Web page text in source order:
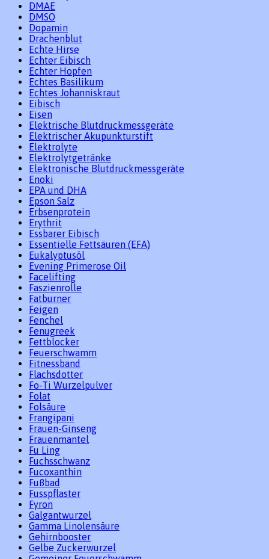
DMAE
DMSO
Dopamin
Drachenblut
Echte Hirse
Echter Eibisch
Echter Hopfen
Echtes Basilikum
Echtes Johanniskraut
Eibisch
Eisen
Elektrische Blutdruckmessgeräte
Elektrischer Akupunkturstift
Elektrolyte
Elektrolytgetränke
Elektronische Blutdruckmessgeräte
Enoki
EPA und DHA
Epson Salz
Erbsenprotein
Erythrit
Essbarer Eibisch
Essentielle Fettsäuren (EFA)
Eukalyptusöl
Evening Primerose Oil
Facelifting
Faszienrolle
Fatburner
Feigen
Fenchel
Fenugreek
Fettblocker
Feuerschwamm
Fitnessband
Flachsdotter
Fo-Ti Wurzelpulver
Folat
Folsäure
Frangipani
Frauen-Ginseng
Frauenmantel
Fu Ling
Fuchsschwanz
Fucoxanthin
Fußbad
Fusspflaster
Fyron
Galgantwurzel
Gamma Linolensäure
Gehirnbooster
Gelbe Zuckerwurzel